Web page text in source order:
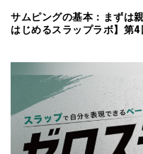
サムピングの基本：まずは
はじめるスラップラボ】第4